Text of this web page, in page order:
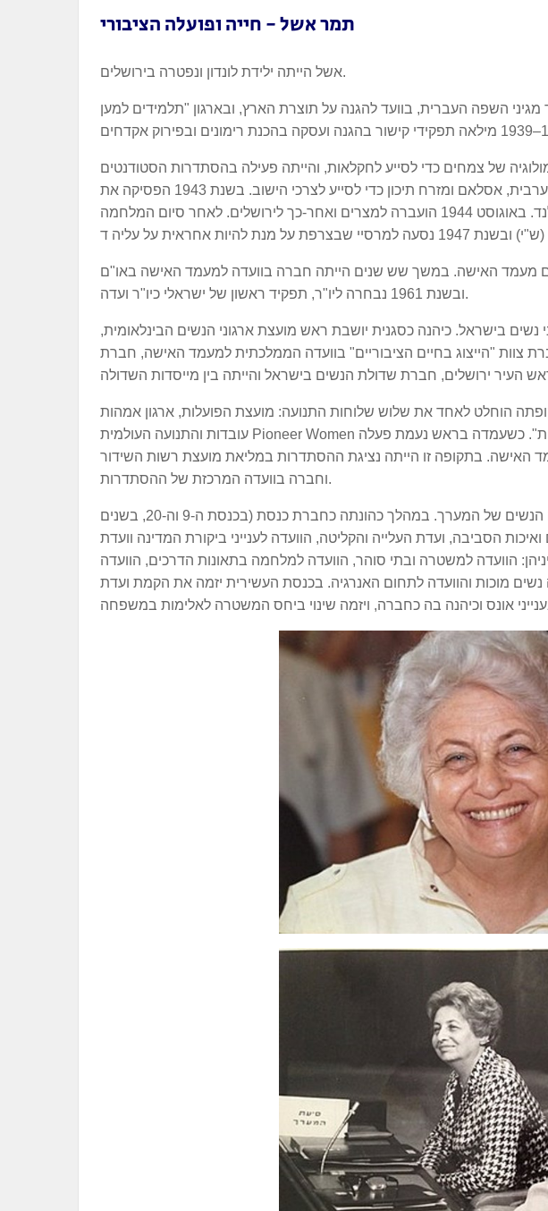
תמר אשל - חייה ופועלה הציבורי
אשל הייתה ילידת לונדון ונפטרה בירושלים.
במחזור י"ח 1937, חברה בגדוד מגיני השפה העברית, בוועד להגנה על תוצרת הארץ, ובארגון "תלמידים למען
אנטומולוגיה של צמחים כדי לסייע לחקלאות, והייתה פעילה בהסתדרות הסטודנטים
הארצישראליים והחליפה את תחום לימודיה ללימודי ערבית, אסלאם ומזרח תיכון כדי לסייע לצרכי הישוב. בשנת 1943 הפסיקה את
לימודיה והתנדבה לצבא הבריטי, בתפקיד נהגת בסקוטלנד. באוגוסט 1944 הועברה למצרים ואחר-כך לירושלים. לאחר סיום המלחמה
לקידום מעמד האישה. במשך שש שנים הייתה חברה בוועדה למעמד האישה באו"ם
ובשנת 1961 נבחרה ליו"ר, תפקיד ראשון של ישראלי כיו"ר ועדה.
בישראל. כיהנה כסגנית יושבת ראש מועצת ארגוני הנשים הבינלאומית,
צוות "הייצוג בחיים הציבוריים" בוועדה הממלכתית למעמד האישה, חברת
ובתקופתה הוחלט לאחד את שלוש שלוחות התנועה: מועצת הפועלות, ארגון אמהות
עובדות והתנועה העולמית Pioneer Women תחת שם אחד: "נעמת תנועת נשים עובדות ומתנדבות". כשעמדה בראש נעמת פעלה
האישה. בתקופה זו הייתה נציגת ההסתדרות במליאת מועצת רשות השידור
וחברה בוועדה המרכזת של ההסתדרות.
לקראת הבחירות לכנסת התשיעית עמדה בראש מטה הנשים של המערך. במהלך כהונתה כחברת כנסת (בכנסת ה-9 וה-20, בשנים
ואיכות הסביבה, ועדת העלייה והקליטה, הוועדה לענייני ביקורת המדינה וועדת
הוועדה למשטרה ובתי סוהר, הוועדה למלחמה בתאונות הדרכים, הוועדה
נשים מוכות והוועדה לתחום האנרגיה. בכנסת העשירית יזמה את הקמת ועדת